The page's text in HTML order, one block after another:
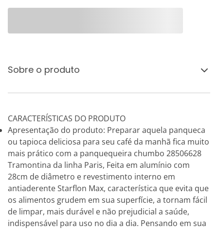
Sobre o produto
CARACTERÍSTICAS DO PRODUTO
Apresentação do produto: Preparar aquela panqueca
ou tapioca deliciosa para seu café da manhã fica muito
mais prático com a panquequeira chumbo 28506628
Tramontina da linha Paris, Feita em alumínio com
28cm de diâmetro e revestimento interno em
antiaderente Starflon Max, característica que evita que
os alimentos grudem em sua superfície, a tornam fácil
de limpar, mais durável e não prejudicial a saúde,
indispensável para uso no dia a dia. Pensando em sua